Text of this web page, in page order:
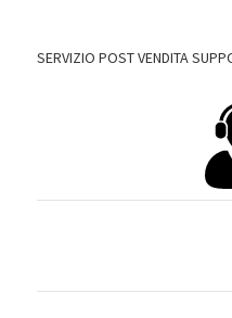
SERVIZIO POST VENDITA